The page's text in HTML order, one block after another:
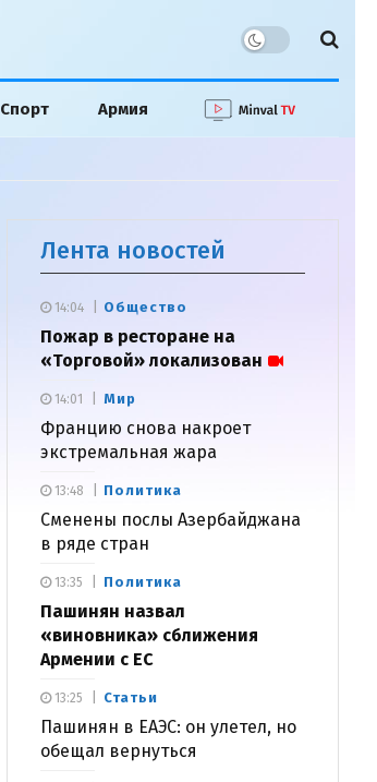
Спорт Армия
Лента новостей
Общество
Пожар в ресторане на
«Торговой» локализован
14:04
Мир
Францию снова накроет
экстремальная жара
14:01
Политика
Сменены послы Азербайджана
в ряде стран
13:48
Политика
Пашинян назвал
«виновника» сближения
Армении с ЕС
13:35
Статьи
Пашинян в ЕАЭС: он улетел, но
обещал вернуться
13:25